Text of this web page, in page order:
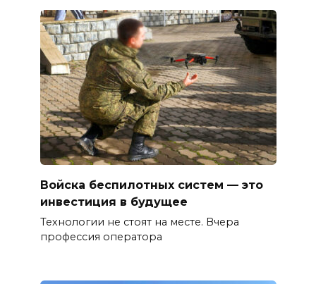
Войска беспилотных систем — это
инвестиция в будущее
Технологии не стоят на месте. Вчера
профессия оператора